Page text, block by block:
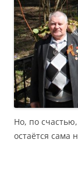
Но, по
остаётся сама